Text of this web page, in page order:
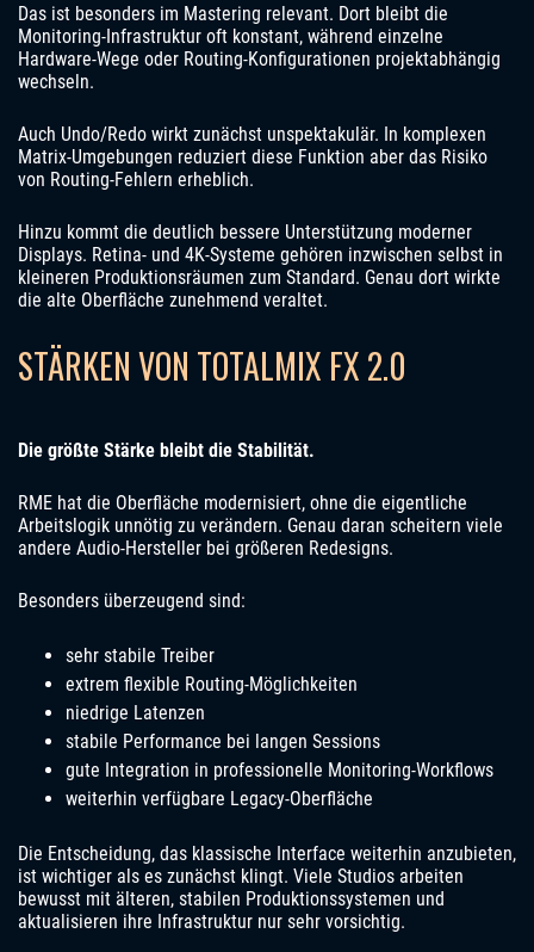
Das ist besonders im Mastering relevant. Dort bleibt die
Monitoring-Infrastruktur oft konstant, während einzelne
Hardware-Wege oder Routing-Konfigurationen projektabhängig
wechseln.
Auch Undo/Redo wirkt zunächst unspektakulär. In komplexen
Matrix-Umgebungen reduziert diese Funktion aber das Risiko
von Routing-Fehlern erheblich.
Hinzu kommt die deutlich bessere Unterstützung moderner
Displays. Retina- und 4K-Systeme gehören inzwischen selbst in
kleineren Produktionsräumen zum Standard. Genau dort wirkte
die alte Oberfläche zunehmend veraltet.
STÄRKEN VON TOTALMIX FX 2.0
Die größte Stärke bleibt die Stabilität.
RME hat die Oberfläche modernisiert, ohne die eigentliche
Arbeitslogik unnötig zu verändern. Genau daran scheitern viele
andere Audio-Hersteller bei größeren Redesigns.
Besonders überzeugend sind:
sehr stabile Treiber
extrem flexible Routing-Möglichkeiten
niedrige Latenzen
stabile Performance bei langen Sessions
gute Integration in professionelle Monitoring-Workflows
weiterhin verfügbare Legacy-Oberfläche
Die Entscheidung, das klassische Interface weiterhin anzubieten,
ist wichtiger als es zunächst klingt. Viele Studios arbeiten
bewusst mit älteren, stabilen Produktionssystemen und
aktualisieren ihre Infrastruktur nur sehr vorsichtig.